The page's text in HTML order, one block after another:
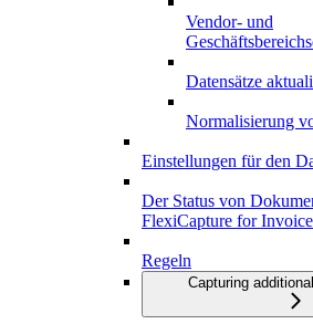
Vendor- und
Datensätze
Normalisierung
Einstellungen für den
Der Status von
FlexiCapture for
Regeln
Capturing